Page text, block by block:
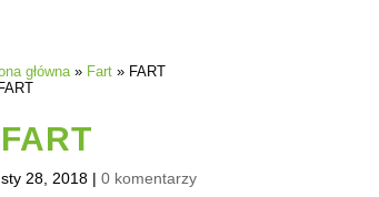
główna » Fart » FART
FART
sty 28, 2018 |0 komentarzy